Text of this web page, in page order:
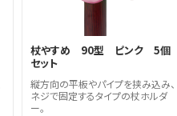
杖やすめ 90型 ピンク 5個
セット
縦方向の平板やパイプを挟み込み、
ネジで固定するタイプの杖ホルダ
ー。